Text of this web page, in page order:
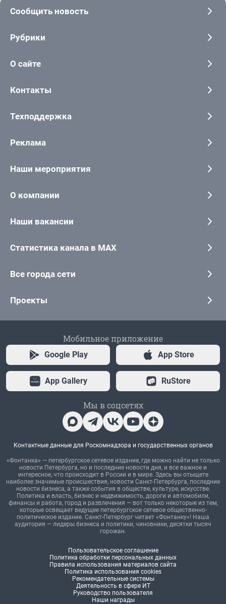
Сообщить новость
Рубрики
О сайте
Контакты
Техподдержка
Реклама
Наши мероприятия
О компании
Наши вакансии
Статистика канала в MAX
Все города сети
Проекты
Мобильное приложение
Google Play App Store
App Gallery RuStore
Мы в соцсетях
Контактные данные для Роскомнадзора и государственных органов
«Фонтанка» — петербургское сетевое издание, где можно найти не только
новости Петербурга, но и последние новости дня, и все важное и
интересное, что происходит в России и в мире. Здесь вы отыщете
наиболее значимые происшествия, новости Санкт-Петербурга, последние
новости бизнеса, а также события в обществе, культуре, искусстве.
Политика и власть, бизнес и недвижимость, дороги и автомобили,
финансы и работа, город и развлечения — вот только некоторые из тем,
которые освещает ведущее петербургское сетевое общественно-
политическое издание. Санкт-Петербург читает «Фонтанку»! Наша
аудитория — лидеры бизнеса и политики, чиновники, десятки тысяч
горожан.
Пользовательское соглашение
Политика обработки персональных данных
Правила использования материалов сайта
Политика использования cookies
Рекомендательные системы
Деятельность в сфере ИТ
Руководство пользователя
Наши награды